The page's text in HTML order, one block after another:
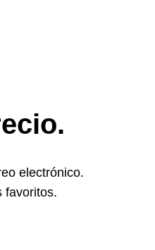
electrónico.
favoritos.